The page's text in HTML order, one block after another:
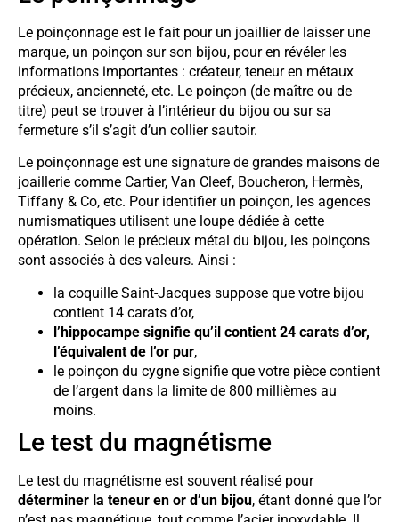
Le poinçonnage est le fait pour un joaillier de laisser une
marque, un poinçon sur son bijou, pour en révéler les
informations importantes : créateur, teneur en métaux
précieux, ancienneté, etc. Le poinçon (de maître ou de
titre) peut se trouver à l’intérieur du bijou ou sur sa
fermeture s’il s’agit d’un collier sautoir.
Le poinçonnage est une signature de grandes maisons de
joaillerie comme Cartier, Van Cleef, Boucheron, Hermès,
Tiffany & Co, etc. Pour identifier un poinçon, les agences
numismatiques utilisent une loupe dédiée à cette
opération. Selon le précieux métal du bijou, les poinçons
sont associés à des valeurs. Ainsi :
la coquille Saint-Jacques suppose que votre bijou
contient 14 carats d’or,
l’hippocampe signifie qu’il contient 24 carats d’or,
l’équivalent de l’or pur,
le poinçon du cygne signifie que votre pièce contient
de l’argent dans la limite de 800 millièmes au
moins.
Le test du magnétisme
Le test du magnétisme est souvent réalisé pour
déterminer la teneur en or d’un bijou, étant donné que l’or